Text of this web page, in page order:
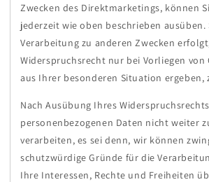
Zwecken des Direktmarketings, können
jederzeit wie oben beschrieben ausüben.
Verarbeitung zu anderen Zwecken
Widerspruchsrecht nur bei Vorliegen von
aus Ihrer besonderen Situation ergeben,
Nach Ausübung Ihres
personenbezogenen Daten nicht weiter
verarbeiten, es sei denn, wir können
schutzwürdige Gründe für die
Ihre Interessen, Rechte und Freiheiten